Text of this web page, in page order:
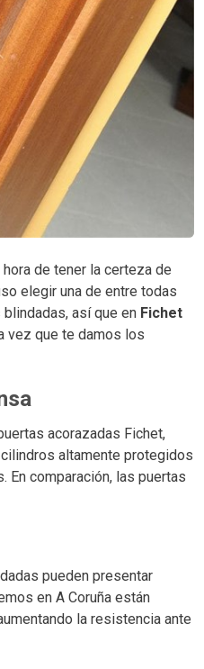
de tener la certeza de
elegir una de entre todas
así que en Fichet
vez que te damos los
acorazadas Fichet,
altamente protegidos
En comparación, las puertas
pueden presentar
en A Coruña están
la resistencia ante